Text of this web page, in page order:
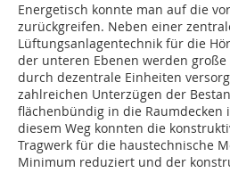
Energetisch konnte man auf die
zurückgreifen. Neben einer
Lüftungsanlagentechnik für die
der unteren Ebenen werden große
durch dezentrale Einheiten
zahlreichen Unterzügen der
flächenbündig in die
diesem Weg konnten die
Tragwerk für die haustechnische
Minimum reduziert und der